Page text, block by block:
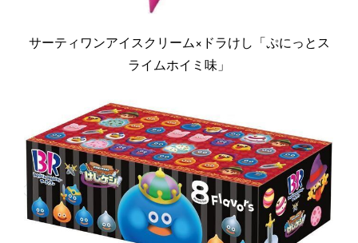
サーティワンアイスクリーム×ドラけし「ぷにっとス
ライムホイミ味」